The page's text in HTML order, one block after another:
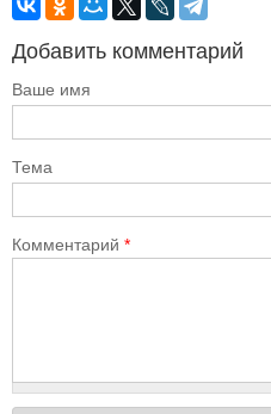
Добавить комментарий
Ваше имя
Тема
Комментарий *